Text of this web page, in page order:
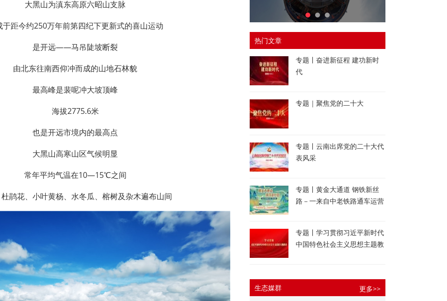
大黑山为滇东高原六昭山支脉
于距今约250万年前第四纪下更新式的喜山运动
是开远——马吊陡坡断裂
由北东往南西仰冲而成的山地石林貌
最高峰是裴呢冲大坡顶峰
海拔2775.6米
也是开远市境内的最高点
大黑山高寒山区气候明显
常年平均气温在10—15℃之间
鹃花、小叶黄杨、水冬瓜、榕树及杂木遍布山间
热门文章
专题丨奋进新征程 建功新时
代
专题｜聚焦党的二十大
专题丨云南出席党的二十大代
表风采
专题丨黄金大通道 钢铁新丝
路－一来自中老铁路通车运营
专题丨学习贯彻习近平新时代
中国特色社会主义思想主题教
生态媒群 更多>>